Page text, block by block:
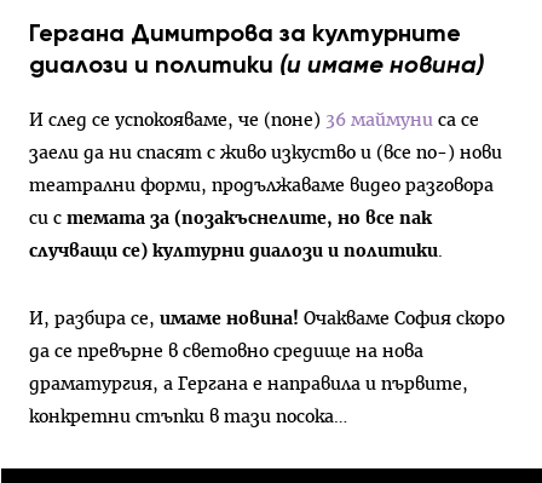
Гергана Димитрова за културните
диалози и политики (и имаме новина)
И след се успокояваме, че (поне) 36 маймуни са се
заели да ни спасят с живо изкуство и (все по-) нови
театрални форми, продължаваме видео разговора
си с темата за (позакъснелите, но все пак
случващи се) културни диалози и политики.
И, разбира се, имаме новина! Очакваме София скоро
да се превърне в световно средище на нова
драматургия, а Гергана е направила и първите,
конкретни стъпки в тази посока…